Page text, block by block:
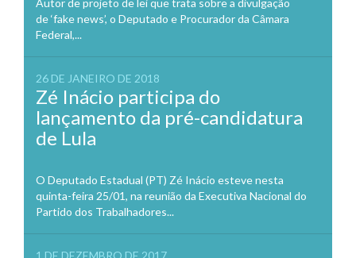
de ‘fake news’, o Deputado e Procurador da Câmara
Federal,...
26 DE JANEIRO DE 2018
Zé Inácio participa do
lançamento da pré-candidatura
de Lula
O Deputado Estadual (PT) Zé Inácio esteve nesta
quinta-feira 25/01, na reunião da Executiva Nacional do
Partido dos Trabalhadores...
1 DE DEZEMBRO DE 2017